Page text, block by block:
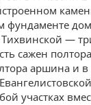
фундаменте
Тихвинской —
сажен
аршина и
участках